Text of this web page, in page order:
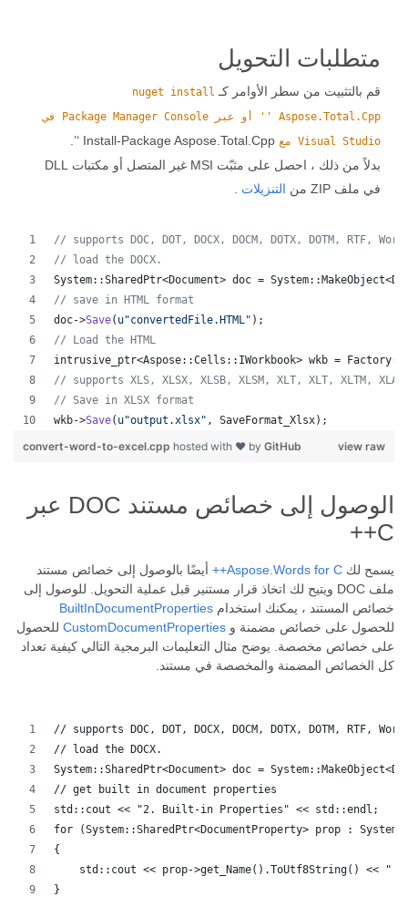
متطلبات التحويل
قم بالتثبيت من سطر الأوامر كـ nuget install
Aspose.Total.Cpp '' أو عبر Package Manager Console في
Visual Studio مع
بدلاً من ذلك ، احصل على مثبّت MSI غير المتصل أو مكتبات DLL
في ملف ZIP من
التنزيلات
// supports DOC, DOT, DOCX, DOCM, DOTX, DOTM, RTF,
// load the DOCX.
System::SharedPtr<Document> doc =
// save in HTML format
doc->Save( u"convertedFile.HTML" );
// Load the HTML
intrusive_ptr<Aspose::Cells::IWorkbook> wkb =
// supports XLS, XLSX, XLSB, XLSM, XLT, XLT, XLTM,
// Save in XLSX format
wkb->Save( u"output.xlsx" , SaveFormat_Xlsx);
view raw
convert-word-to-excel.cpp hosted with ❤ by GitHub
الوصول إلى خصائص مستند DOC عبر
C++
يسمح لك Aspose.Words for C++
أيضًا بالوصول إلى خصائص مستند
ملف DOC ويتيح لك اتخاذ قرار مستنير قبل عملية التحويل. للوصول إلى
خصائص المستند ، يمكنك استخدام BuiltInDocumentProperties
للحصول على خصائص مضمنة و CustomDocumentProperties للحصول
على خصائص مخصصة. يوضح مثال التعليمات البرمجية التالي كيفية تعداد
كل الخصائص المضمنة والمخصصة في مستند.
// supports DOC, DOT, DOCX, DOCM, DOTX, DOTM, RTF,
// load the DOCX.
System::SharedPtr<Document> doc =
// get built in document properties
std::cout << "2. Built-in Properties" << std::endl;
for (System::SharedPtr<DocumentProperty> prop :
{
std::cout << prop->get_Name().ToUtf8String() << "
}